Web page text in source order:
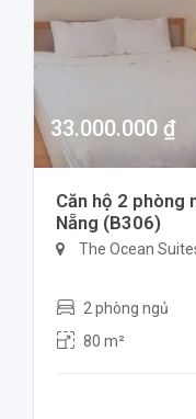
33.000.000 ₫
Căn hộ 2 phòng
Nẵng (B306)
The Ocean
2 phòng ngủ
80 m²